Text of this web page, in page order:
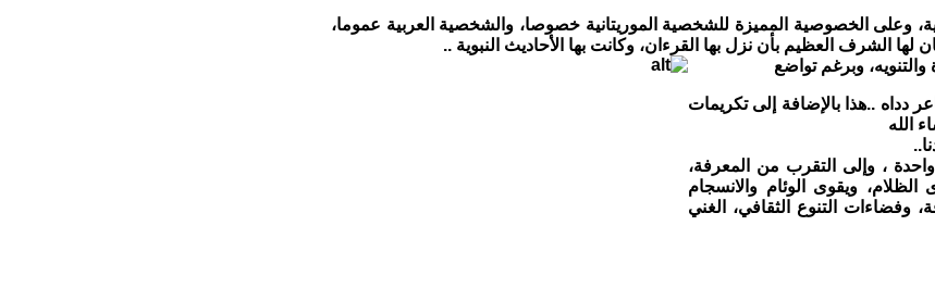
وعلى الخصوصية المميزة للشخصية الموريتانية خصوصا، والشخصية العربية عموما،
لها الشرف العظيم بأن نزل بها القرءان، وكانت بها الأحاديث النبوية ..
والتنويه، وبرغم تواضع
دداه ..هذا بالإضافة إلى تكريمات
الله
، وإلى التقرب من المعرفة،
الظلام، ويقوى الوئام والانسجام
وفضاءات التنوع الثقافي، الغني